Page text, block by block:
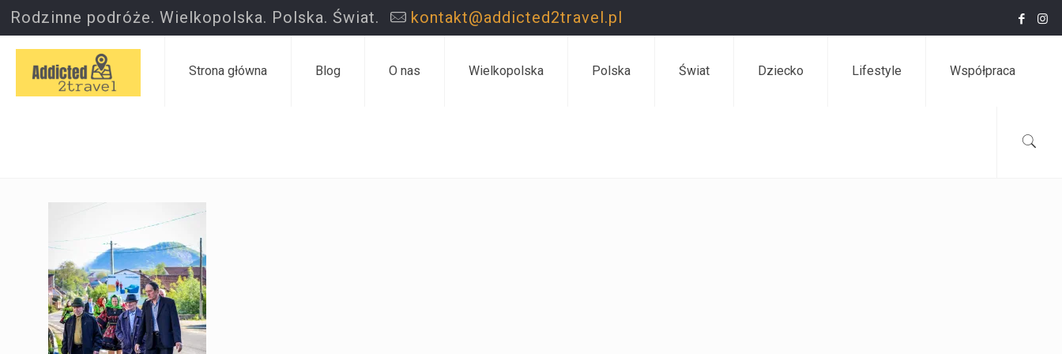
Rodzinne podróże. Wielkopolska. Polska. Świat. kontakt@addicted2travel.pl
Strona główna Blog O nas Wielkopolska Polska Świat Dziecko Lifestyle Współpraca